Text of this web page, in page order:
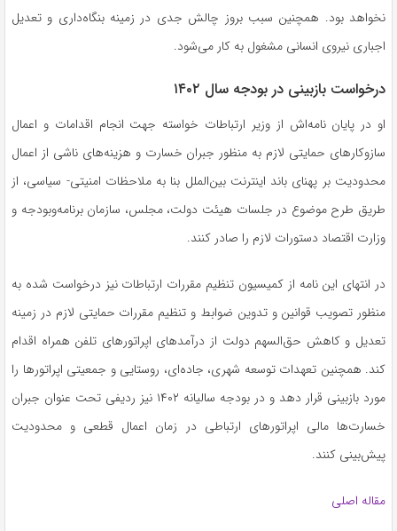
نخواهد بود. همچنین سبب بروز چالش جدی در زمینه بنگاه‌داری و تعدیل
اجباری نیروی انسانی مشغول به کار می‌شود.
درخواست بازبینی در بودجه سال ۱۴۰۲
او در پایان‌ نامه‌اش از وزیر ارتباطات خواسته جهت انجام اقدامات و اعمال
سازوکارهای حمایتی لازم به منظور جبران خسارت و هزینه‌های ناشی از اعمال
محدودیت بر پهنای باند اینترنت بین‌الملل بنا به ملاحظات امنیتی- سیاسی، از
طریق طرح موضوع در جلسات هیئت دولت، مجلس، سازمان برنامه‌وبودجه و
وزارت اقتصاد دستورات لازم را صادر کنند.
در انتهای این نامه از کمیسیون تنظیم مقررات ارتباطات نیز درخواست شده به
منظور تصویب قوانین و تدوین ضوابط و تنظیم مقررات حمایتی لازم در زمینه
تعدیل و کاهش حق‌السهم دولت از درآمدهای اپراتورهای تلفن همراه اقدام
کند. همچنین تعهدات توسعه شهری، جاده‌ای، روستایی و جمعیتی اپراتورها را
مورد بازبینی قرار دهد و در بودجه‌ سالیانه ۱۴۰۲ نیز ردیفی تحت عنوان جبران
خسارت‌ها مالی اپراتورهای ارتباطی در زمان اعمال قطعی و محدودیت
پیش‌بینی کنند.
مقاله اصلی